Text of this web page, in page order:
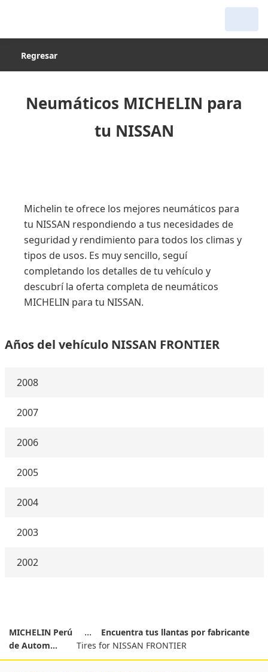
Regresar
Neumáticos MICHELIN para
tu NISSAN
Michelin te ofrece los mejores neumáticos para
tu NISSAN respondiendo a tus necesidades de
seguridad y rendimiento para todos los climas y
tipos de usos. Es muy sencillo, seguí
completando los detalles de tu vehículo y
descubrí la oferta completa de neumáticos
MICHELIN para tu NISSAN.
Años del vehículo NISSAN FRONTIER
2008
2007
2006
2005
2004
2003
2002
MICHELIN Perú
Encuentra tus llantas por fabricante
de Autom...
Tires for NISSAN FRONTIER